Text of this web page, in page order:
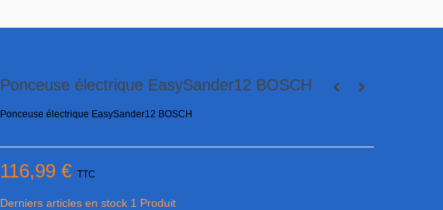
Ponceuse électrique EasySander12 BOSCH
Ponceuse électrique EasySander12 BOSCH
116,99 € TTC
Derniers articles en stock 1 Produit